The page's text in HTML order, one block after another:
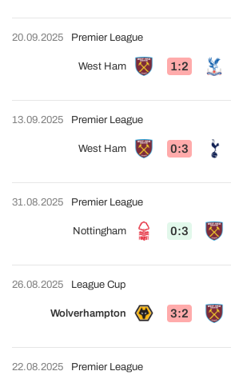
20.09.2025
West Ham 1:2
Premier League
13.09.2025
West Ham 0:3
Premier League
31.08.2025
Nottingham 0:3
Premier League
26.08.2025
Wolverhampton 3:2
League Cup
22.08.2025 Premier League